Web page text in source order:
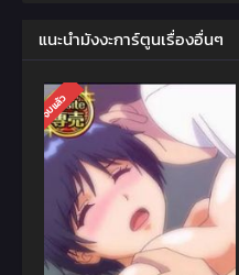
แนะนำมังงะการ์ตูนเรื่องอื่นๆ
จบแล้ว